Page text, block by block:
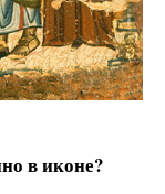
в иконе?